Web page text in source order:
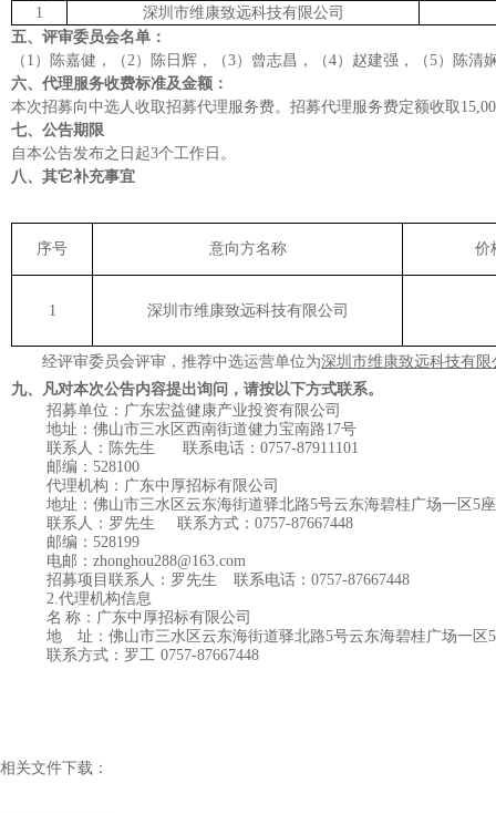
1
深圳市维康致远科技有限公司
五、评审委员会名单：
（ 1）陈嘉健，（2）陈日辉，（3）曾志昌，（4）赵建强，（5）陈清
六、代理服务收费标准及金额：
本次招募向中选人收取招募代理服务费。招募代理服务费定额收取
七、公告期限
自本公告发布之日起3个工作日。
八、其它补充事宜
序号 意向方名称 价
1 深圳市维康致远科技有限公司
经评审委员会评审，推荐中选运营单位为深圳市维康致远科技有限
九、凡对本次公告内容提出询问，请按以下方式联系。
招募单位 ： 广东宏益健康产业投资有限公司
地址： 佛山市三水区西南街道健力宝南路17号
联系人： 陈先生 联系电话： 0757-87911101
邮编： 528100
代理机构 ： 广东中厚招标有限公司
地址： 佛山市三水区云东海街道驿北路5号云东海碧桂广场一区5
联系人：罗先生
联系方式： 0757-87667448
邮编： 528199
电邮： zhonghou288@163.com
招募项目联系人：罗先生
联系电话： 0757-
2.代理机构信息
名 称：广东中厚招标有限公司
地 址：佛山市三水区云东海街道驿北路5号云东海碧
联系方式： 罗工 0757-87667448
相关文件下载：